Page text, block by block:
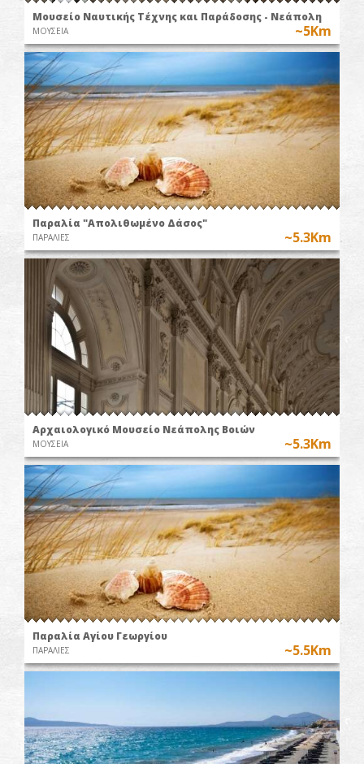
Μουσείο Ναυτικής Τέχνης και Παράδοσης - Nεάπολη
ΜΟΥΣΕΙΑ ~5Km
Παραλία "Απολιθωμένο Δάσος"
ΠΑΡΑΛΙΕΣ ~5.3Km
Αρχαιολογικό Μουσείο Νεάπολης Βοιών
ΜΟΥΣΕΙΑ ~5.3Km
Παραλία Αγίου Γεωργίου
ΠΑΡΑΛΙΕΣ ~5.5Km